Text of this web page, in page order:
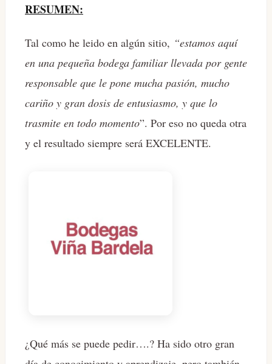
RESUMEN:
Tal como he leido en algún sitio, “estamos aquí
en una pequeña bodega familiar llevada por gente
responsable que le pone mucha pasión, mucho
cariño y gran dosis de entusiasmo, y que lo
trasmite en todo momento”. Por eso no queda otra
y el resultado siempre será EXCELENTE.
¿Qué más se puede pedir….? Ha sido otro gran